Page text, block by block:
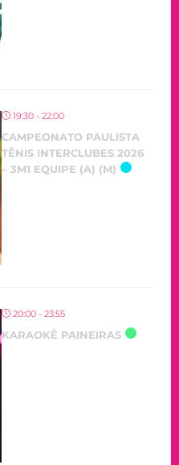
19:30 - 22:00
CAMPEONATO PAULISTA
TÊNIS INTERCLUBES 2026
– 3M1 EQUIPE (A) (M)
20:00 - 23:55
KARAOKÊ PAINEIRAS